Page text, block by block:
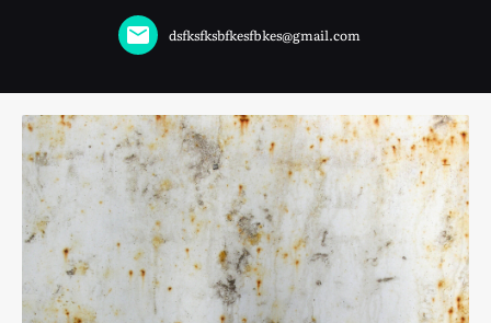
dsfksfksbfkesfbkes@gmail.com